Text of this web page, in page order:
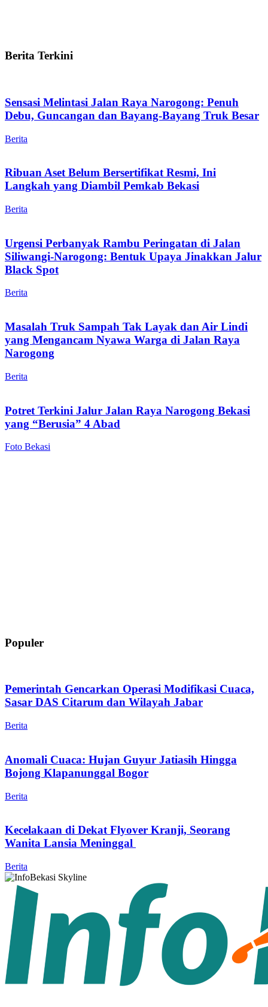
Berita Terkini
Sensasi Melintasi Jalan Raya Narogong: Penuh
Debu, Guncangan dan Bayang-Bayang Truk Besar
Berita
Ribuan Aset Belum Bersertifikat Resmi, Ini
Langkah yang Diambil Pemkab Bekasi
Berita
Urgensi Perbanyak Rambu Peringatan di Jalan
Siliwangi-Narogong: Bentuk Upaya Jinakkan Jalur
Black Spot
Berita
Masalah Truk Sampah Tak Layak dan Air Lindi
yang Mengancam Nyawa Warga di Jalan Raya
Narogong
Berita
Potret Terkini Jalur Jalan Raya Narogong Bekasi
yang “Berusia” 4 Abad
Foto Bekasi
Populer
Pemerintah Gencarkan Operasi Modifikasi Cuaca,
Sasar DAS Citarum dan Wilayah Jabar
Berita
Anomali Cuaca: Hujan Guyur Jatiasih Hingga
Bojong Klapanunggal Bogor
Berita
Kecelakaan di Dekat Flyover Kranji, Seorang
Wanita Lansia Meninggal
Berita